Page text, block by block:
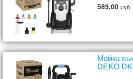
589,00руб.
Мойка
DEKO